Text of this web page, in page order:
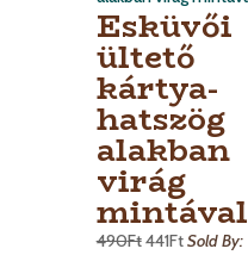
Esküvői
ültető
kártya-
hatszög
alakban
virág
mintával
490Ft441FtSold By: